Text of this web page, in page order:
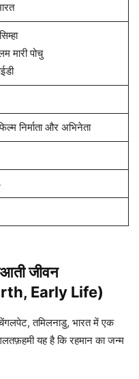
मारी पोचु
निर्माता और अभिनेता
जीवन
Early Life)
तमिलनाडु, भारत में एक
यह है कि रहमान का जन्म